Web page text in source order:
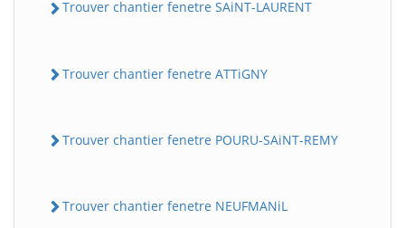
Trouver chantier fenetre SAiNT-LAURENT
Trouver chantier fenetre ATTiGNY
Trouver chantier fenetre POURU-SAiNT-REMY
Trouver chantier fenetre NEUFMANiL